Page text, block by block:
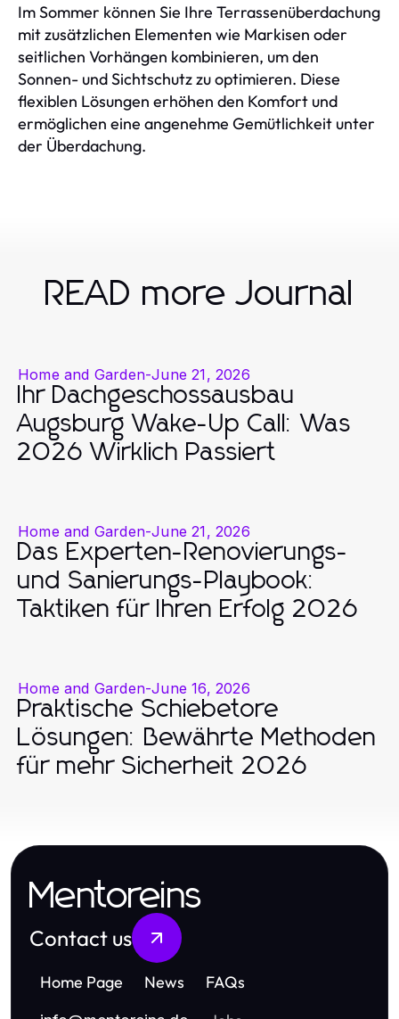
Im Sommer können Sie Ihre Terrassenüberdachung
mit zusätzlichen Elementen wie Markisen oder
seitlichen Vorhängen kombinieren, um den
Sonnen- und Sichtschutz zu optimieren. Diese
flexiblen Lösungen erhöhen den Komfort und
ermöglichen eine angenehme Gemütlichkeit unter
der Überdachung.
READ more Journal
Home and Garden-June 21, 2026
Ihr Dachgeschossausbau
Augsburg Wake-Up Call: Was
2026 Wirklich Passiert
Home and Garden-June 21, 2026
Das Experten-Renovierungs-
und Sanierungs-Playbook:
Taktiken für Ihren Erfolg 2026
Home and Garden-June 16, 2026
Praktische Schiebetore
Lösungen: Bewährte Methoden
für mehr Sicherheit 2026
Mentoreins
Contact us
Home Page News FAQs